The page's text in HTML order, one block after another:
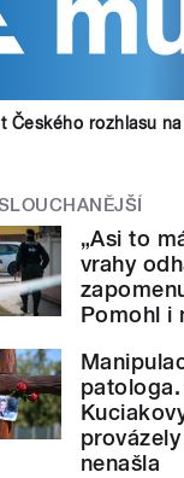
Českého rozhlasu
„Asi to
vrahy
Pomohl i
nenašla